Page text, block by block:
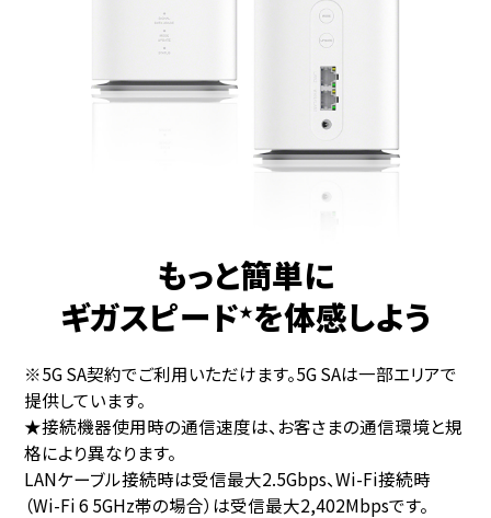
もっと簡単に
ギガスピード★を体感しよう
※5G SA契約でご利用いただけます。5G SAは一部エリアで
提供しています。
★接続機器使用時の通信速度は、お客さまの通信環境と規
格により異なります。
LANケーブル接続時は受信最大2.5Gbps、Wi-Fi接続時
（Wi-Fi 6 5GHz帯の場合）は受信最大2,402Mbpsです。